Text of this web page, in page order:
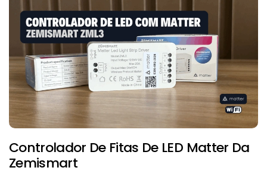
Controlador De Fitas De LED Matter Da
Zemismart